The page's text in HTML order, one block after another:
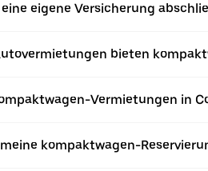
eigene Versicherung
bieten
Vermietungen in
kompaktwagen-